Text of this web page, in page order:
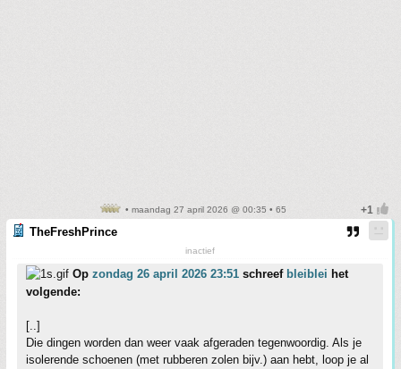
• maandag 27 april 2026 @ 00:35 • 65
TheFreshPrince
inactief
Op zondag 26 april 2026 23:51 schreef bleiblei het
volgende:
[..]
Die dingen worden dan weer vaak afgeraden tegenwoordig. Als je
isolerende schoenen (met rubberen zolen bijv.) aan hebt, loop je al